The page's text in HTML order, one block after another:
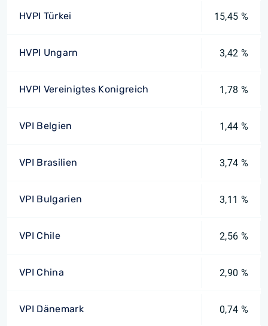
HVPI Türkei 15,45 %
HVPI Ungarn 3,42 %
HVPI Vereinigtes Konigreich 1,78 %
VPI Belgien 1,44 %
VPI Brasilien 3,74 %
VPI Bulgarien 3,11 %
VPI Chile 2,56 %
VPI China 2,90 %
VPI Dänemark 0,74 %